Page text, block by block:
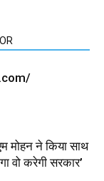
मोहन ने किया साथ
वो करेगी सरकार’